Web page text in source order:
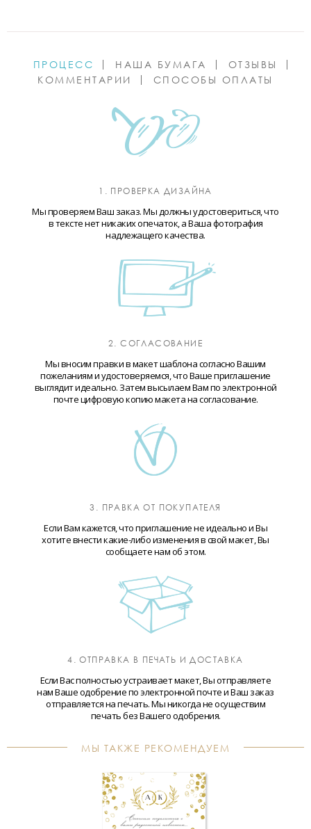
ПРОЦЕСС НАША БУМАГА
ОТЗЫВЫ
КОММЕНТАРИИ
СПОСОБЫ ОПЛАТЫ
1. ПРОВЕРКА ДИЗАЙНА
Мы проверяем Ваш заказ. Мы должны удостовериться, что
в тексте нет никаких опечаток, а Ваша фотография
надлежащего качества.
2. СОГЛАСОВАНИЕ
Мы вносим правки в макет шаблона согласно Вашим
пожеланиям и удостоверяемся, что Ваше приглашение
выглядит идеально. Затем высылаем Вам по электронной
почте цифровую копию макета на согласование.
3. ПРАВКА ОТ ПОКУПАТЕЛЯ
Если Вам кажется, что приглашение не идеально и Вы
хотите внести какие-либо изменения в свой макет, Вы
сообщаете нам об этом.
4. ОТПРАВКА В ПЕЧАТЬ И ДОСТАВКА
Если Вас полностью устраивает макет, Вы отправляете
нам Ваше одобрение по электронной почте и Ваш заказ
отправляется на печать. Мы никогда не осуществим
печать без Вашего одобрения.
МЫ ТАКЖЕ РЕКОМЕНДУЕМ